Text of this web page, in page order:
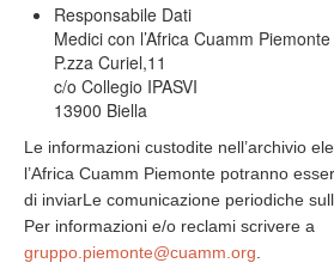
Responsabile Dati
Medici con l’Africa Cuamm Piemonte
P.zza Curiel,11
c/o Collegio IPASVI
13900 Biella
Le informazioni custodite nell’archivio
l’Africa Cuamm Piemonte potranno
di inviarLe comunicazione periodiche
Per informazioni e/o reclami scrivere a
gruppo.piemonte@cuamm.org